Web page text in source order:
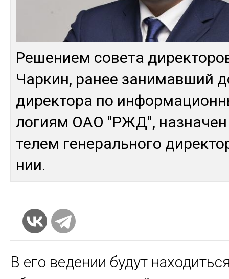
Ре­шением со­вета
Чар­кин, ра­нее за­нимав­ший
ди­рек­то­ра по
логиям ОАО "РЖД",
телем ге­нераль­но­го
нии.
В его ведении будут